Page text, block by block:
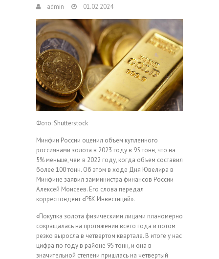
admin 01.02.2024
Фото: Shutterstock
Минфин России оценил объем купленного
россиянами золота в 2023 году в 95 тонн, что на
5% меньше, чем в 2022 году, когда объем составил
более 100 тонн. Об этом в ходе Дня Ювелира в
Минфине заявил замминистра финансов России
Алексей Моисеев. Его слова передал
корреспондент «РБК Инвестиций».
«Покупка золота физическими лицами планомерно
сокращалась на протяжении всего года и потом
резко выросла в четвертом квартале. В итоге у нас
цифра по году в районе 95 тонн, и она в
значительной степени пришлась на четвертый